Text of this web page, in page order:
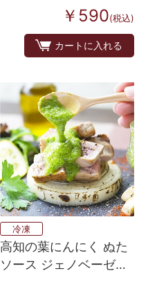
￥590(税込)
カートに入れる
冷凍
高知の葉にんにく ぬた
ソース ジェノベーゼ風